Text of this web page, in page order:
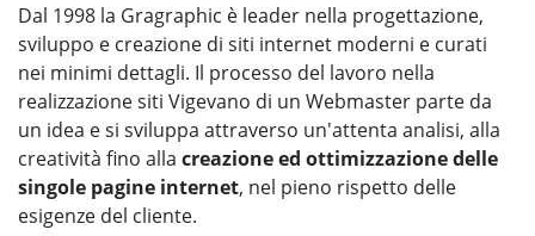
Dal 1998 la Gragraphic è leader nella progettazione,
sviluppo e creazione di siti internet moderni e curati
nei minimi dettagli. Il processo del lavoro nella
realizzazione siti Vigevano di un Webmaster parte da
un idea e si sviluppa attraverso un'attenta analisi, alla
creatività fino alla creazione ed ottimizzazione delle
singole pagine internet, nel pieno rispetto delle
esigenze del cliente.